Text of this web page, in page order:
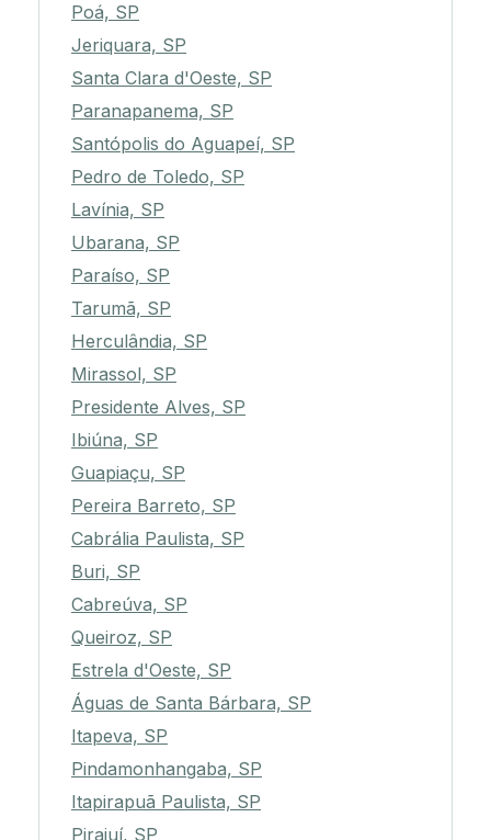
Poá, SP
Jeriquara, SP
Santa Clara d'Oeste, SP
Paranapanema, SP
Santópolis do Aguapeí, SP
Pedro de Toledo, SP
Lavínia, SP
Ubarana, SP
Paraíso, SP
Tarumã, SP
Herculândia, SP
Mirassol, SP
Presidente Alves, SP
Ibiúna, SP
Guapiaçu, SP
Pereira Barreto, SP
Cabrália Paulista, SP
Buri, SP
Cabreúva, SP
Queiroz, SP
Estrela d'Oeste, SP
Águas de Santa Bárbara, SP
Itapeva, SP
Pindamonhangaba, SP
Itapirapuã Paulista, SP
Pirajuí, SP